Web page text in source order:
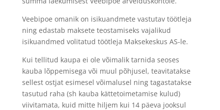
Veebipoe omanik on isikuandmete vastutav töötleja
ning edastab maksete teostamiseks vajalikud
isikuandmed volitatud töötleja Maksekeskus AS-le.
Kui tellitud kaupa ei ole võimalik tarnida seoses
kauba lõppemisega või muul põhjusel, teavitatakse
sellest ostjat esimesel võimalusel ning tagastatakse
tasutud raha (sh kauba kättetoimetamise kulud)
viivitamata, kuid mitte hiljem kui 14 päeva jooksul